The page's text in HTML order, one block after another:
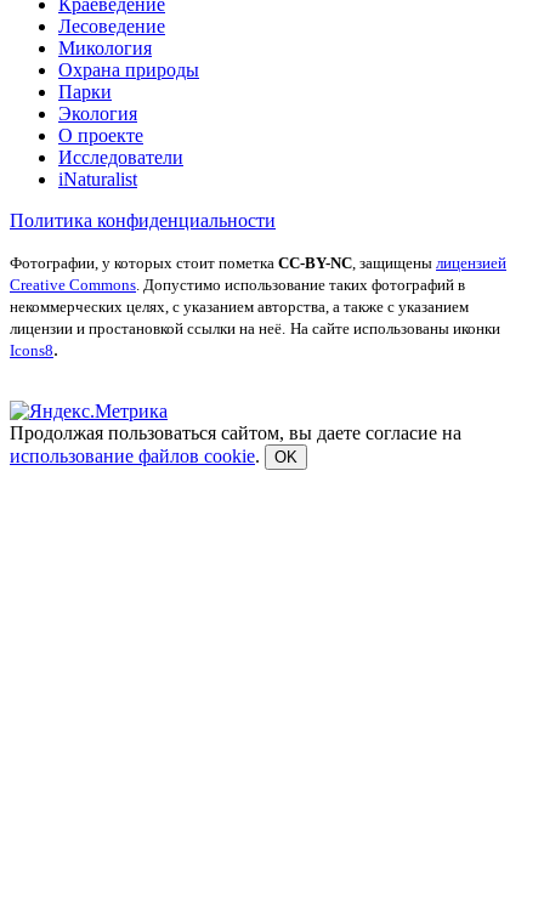
Краеведение
Лесоведение
Микология
Охрана природы
Парки
Экология
О проекте
Исследователи
iNaturalist
Политика конфиденциальности
Фотографии, у которых стоит пометка CC-BY-NC, защищены лицензией
Creative Commons. Допустимо использование таких фотографий в
некоммерческих целях, с указанием авторства, а также с указанием
лицензии и простановкой ссылки на неё. На сайте использованы иконки
Icons8.
Продолжая пользоваться сайтом, вы даете согласие на
использование файлов cookie. OK